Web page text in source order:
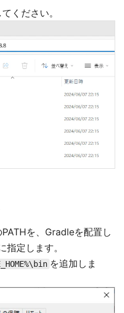
ください。
PATHを、Gradleを配置し
指定します。
を追加しま